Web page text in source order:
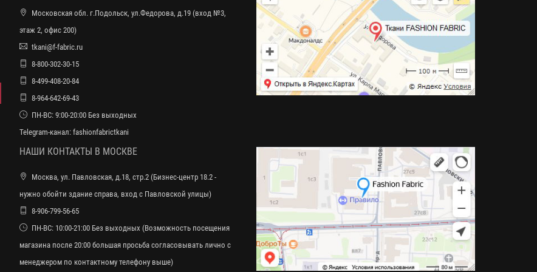
Московская обл. г.Подольск, ул.Федорова, д.19 (вход №3,
этаж 2, офис 200)
tkani@f-fabric.ru
8-800-302-30-15
8-499-408-20-84
8-964-642-69-43
ПН-ВС: 9:00-20:00 Без выходных
Telegram-канал: fashionfabrictkani
НАШИ КОНТАКТЫ В МОСКВЕ
Москва, ул. Павловская, д.18, стр.2 (Бизнес-центр 18.2 -
нужно обойти здание справа, вход с Павловской улицы)
8-906-799-56-65
ПН-ВС: 10:00-21:00 Без выходных (Возможность посещения
магазина после 20:00 большая просьба согласовывать лично с
менеджером по контактному телефону выше)